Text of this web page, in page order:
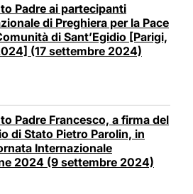
Padre ai partecipanti
di Preghiera per la Pace
di Sant’Egidio [Parigi,
(17 settembre 2024)
Padre Francesco, a firma del
di Stato Pietro Parolin, in
Internazionale
2024 (9 settembre 2024)